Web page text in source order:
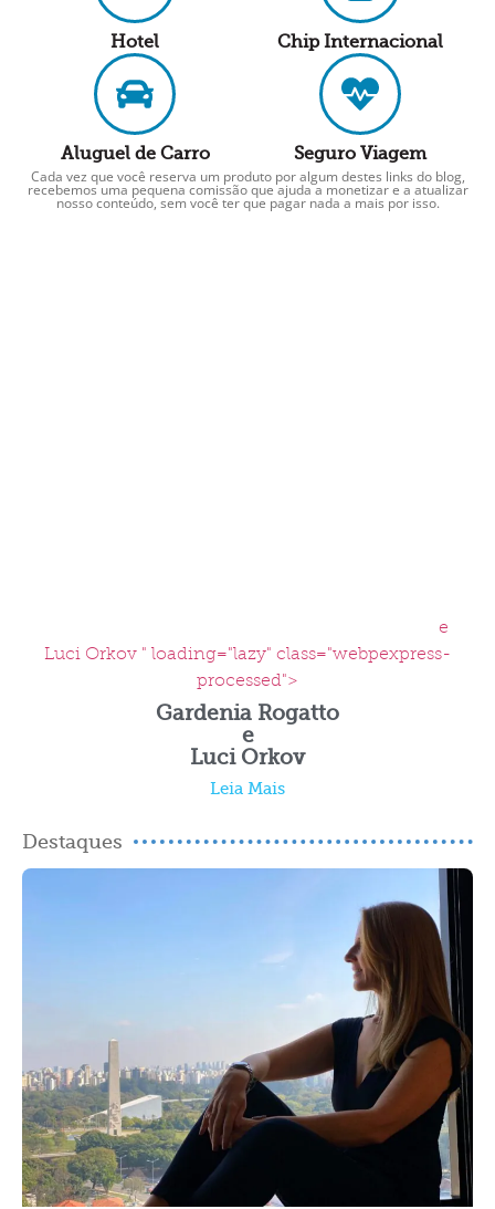
Hotel Chip Internacional
Aluguel de Carro Seguro Viagem
Cada vez que você reserva um produto por algum destes links do blog,
recebemos uma pequena comissão que ajuda a monetizar e a atualizar
nosso conteúdo, sem você ter que pagar nada a mais por isso.
e
Luci Orkov " loading="lazy" class="webpexpress-
processed">
Gardenia Rogatto
e
Luci Orkov
Leia Mais
Destaques